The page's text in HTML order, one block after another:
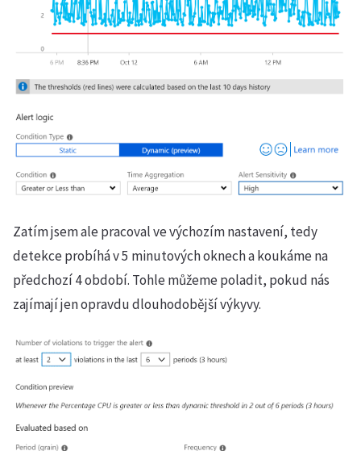
Zatím jsem ale pracoval ve výchozím nastavení, tedy
detekce probíhá v 5 minutových oknech a koukáme na
předchozí 4 období. Tohle můžeme poladit, pokud nás
zajímají jen opravdu dlouhodobější výkyvy.